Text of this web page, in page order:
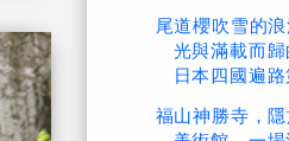
尾道櫻吹雪的
光與滿載而
日本四國遍路
福山神勝寺，隱